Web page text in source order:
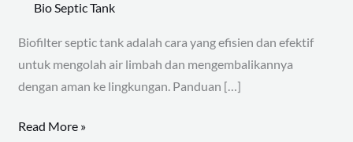
Bio Septic Tank
Biofilter septic tank adalah cara yang efisien dan efektif
untuk mengolah air limbah dan mengembalikannya
dengan aman ke lingkungan. Panduan […]
Read More »